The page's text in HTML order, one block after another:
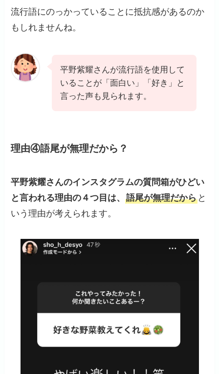
流行語にのっかっていることに抵抗感があるのか
もしれませんね。
平野紫耀さんが流行語を使用して
いることが「面白い」「好き」と
言った声も見られます。
理由④語尾が無理だから？
平野紫耀さんのインスタグラムの質問箱がひどい
と言われる理由の４つ目は、語尾が無理だから と
いう理由が考えられます。